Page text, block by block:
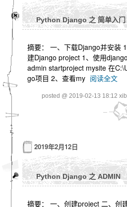
Python Django 之 简单入门
摘要： 一、下载Django并安装
建Django project 1、使用
admin startproject mysite 在
go项目 2、查看my 阅读全文
posted @ 2019-02-13 18:12
2019年2月12日
Python Django 之 ADMIN
摘要： 一、创建project 二、创